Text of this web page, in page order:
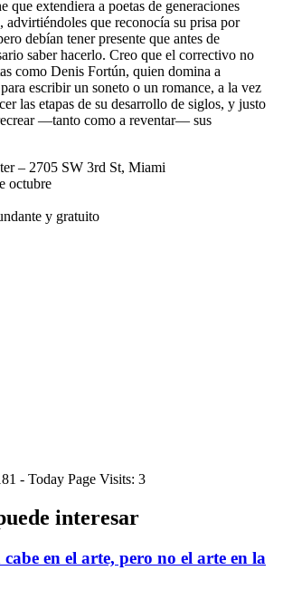
que extendiera a poetas de generaciones
advirtiéndoles que reconocía su prisa por
debían tener presente que antes de
saber hacerlo. Creo que el correctivo no
como Denis Fortún, quien domina a
escribir un soneto o un romance, a la vez
las etapas de su desarrollo de siglos, y justo
—tanto como a reventar— sus
– 2705 SW 3rd St, Miami
octubre
y gratuito
- Today Page Visits: 3
interesar
en el arte, pero no el arte en la